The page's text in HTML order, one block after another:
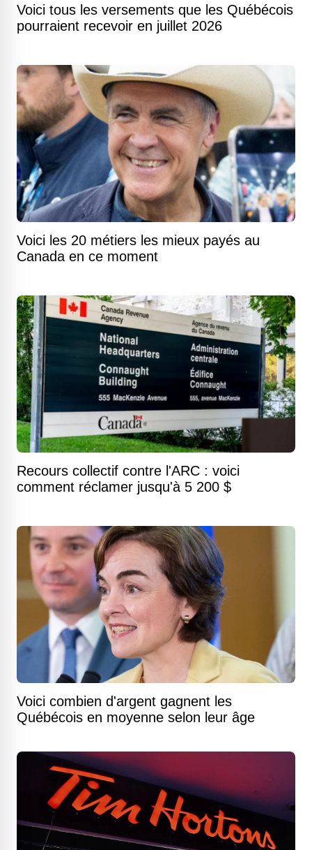
Voici tous les versements que les Québécois
pourraient recevoir en juillet 2026
Voici les 20 métiers les mieux payés au
Canada en ce moment
Recours collectif contre l'ARC : voici
comment réclamer jusqu'à 5 200 $
Voici combien d'argent gagnent les
Québécois en moyenne selon leur âge